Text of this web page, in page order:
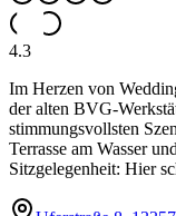
4.3
Im Herzen von
der alten BVG-
stimmungsvollsten
Terrasse am Wasser
Sitzgelegenheit: Hier